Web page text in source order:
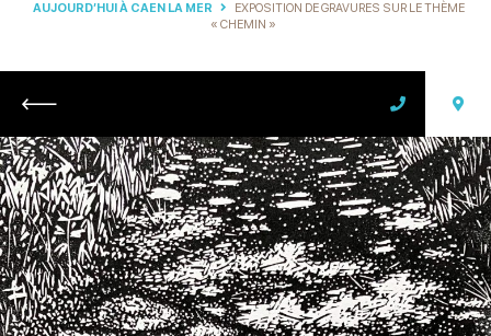
AUJOURD’HUI À CAEN LA MER
EXPOSITION DE GRAVURES SUR LE THÈME
« CHEMIN »
Retour